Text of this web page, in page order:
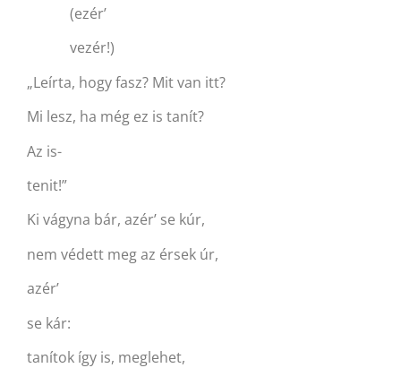
(ezér’
vezér!)
„Leírta, hogy fasz? Mit van itt?
Mi lesz, ha még ez is tanít?
Az is-
tenit!”
Ki vágyna bár, azér’ se kúr,
nem védett meg az érsek úr,
azér’
se kár:
tanítok így is, meglehet,